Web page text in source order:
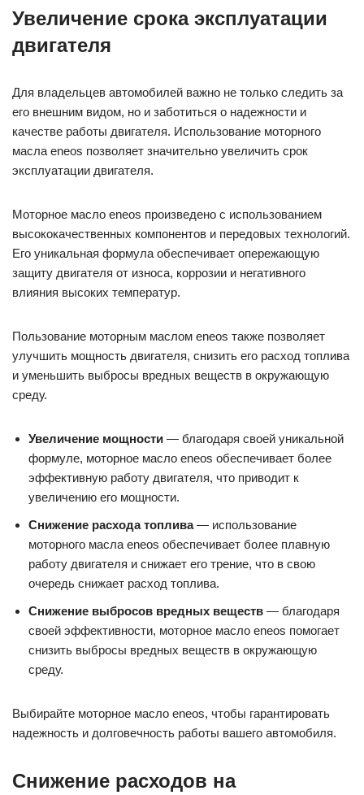
Увеличение срока эксплуатации
двигателя
Для владельцев автомобилей важно не только следить за
его внешним видом, но и заботиться о надежности и
качестве работы двигателя. Использование моторного
масла eneos позволяет значительно увеличить срок
эксплуатации двигателя.
Моторное масло eneos произведено с использованием
высококачественных компонентов и передовых технологий.
Его уникальная формула обеспечивает опережающую
защиту двигателя от износа, коррозии и негативного
влияния высоких температур.
Пользование моторным маслом eneos также позволяет
улучшить мощность двигателя, снизить его расход топлива
и уменьшить выбросы вредных веществ в окружающую
среду.
Увеличение мощности — благодаря своей уникальной
формуле, моторное масло eneos обеспечивает более
эффективную работу двигателя, что приводит к
увеличению его мощности.
Снижение расхода топлива— использование
моторного масла eneos обеспечивает более плавную
работу двигателя и снижает его трение, что в свою
очередь снижает расход топлива.
Снижение выбросов вредных веществ — благодаря
своей эффективности, моторное масло eneos помогает
снизить выбросы вредных веществ в окружающую
среду.
Выбирайте моторное масло eneos, чтобы гарантировать
надежность и долговечность работы вашего автомобиля.
Снижение расходов на